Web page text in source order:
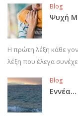
Blog
Ψυχή
Η πρώτη λέξη κάθε
λέξη που έλεγα
Blog
Εννέα…